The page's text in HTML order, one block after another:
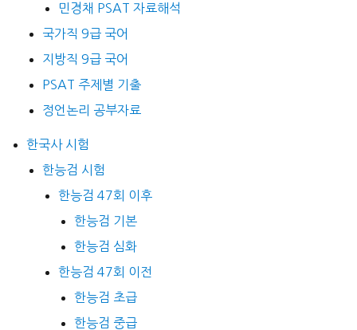
민경채 PSAT 자료해석
국가직 9급 국어
지방직 9급 국어
PSAT 주제별 기출
정언논리 공부자료
한국사 시험
한능검 시험
한능검 47회 이후
한능검 기본
한능검 심화
한능검 47회 이전
한능검 초급
한능검 중급